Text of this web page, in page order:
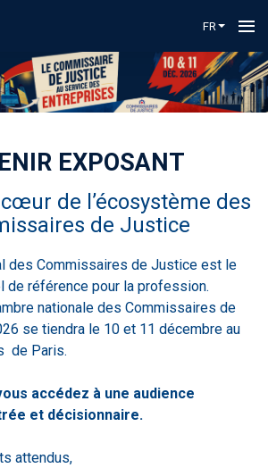
FR
EXPOSANT
de l’écosystème des
de Justice
des Commissaires de Justice est le
de référence pour la profession.
nationale des Commissaires de
se tiendra le 10 et 11 décembre au
de Paris.
accédez à une audience
et décisionnaire.
attendus,